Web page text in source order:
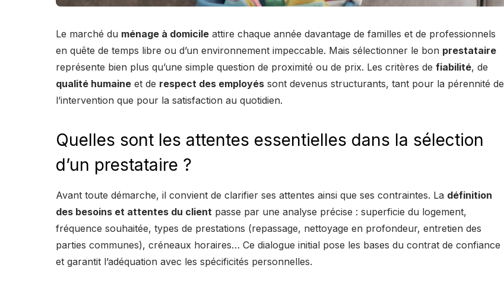
Le marché du ménage à domicile attire chaque année davantage de familles et de professionnels
en quête de temps libre ou d’un environnement impeccable. Mais sélectionner le bon prestataire
représente bien plus qu’une simple question de proximité ou de prix. Les critères de fiabilité, de
qualité humaine et de respect des employés sont devenus structurants, tant pour la pérennité de
l’intervention que pour la satisfaction au quotidien.
Quelles sont les attentes essentielles dans la sélection
d’un prestataire ?
Avant toute démarche, il convient de clarifier ses attentes ainsi que ses contraintes. La définition
des besoins et attentes du client passe par une analyse précise : superficie du logement,
fréquence souhaitée, types de prestations (repassage, nettoyage en profondeur, entretien des
parties communes), créneaux horaires… Ce dialogue initial pose les bases du contrat de confiance
et garantit l’adéquation avec les spécificités personnelles.